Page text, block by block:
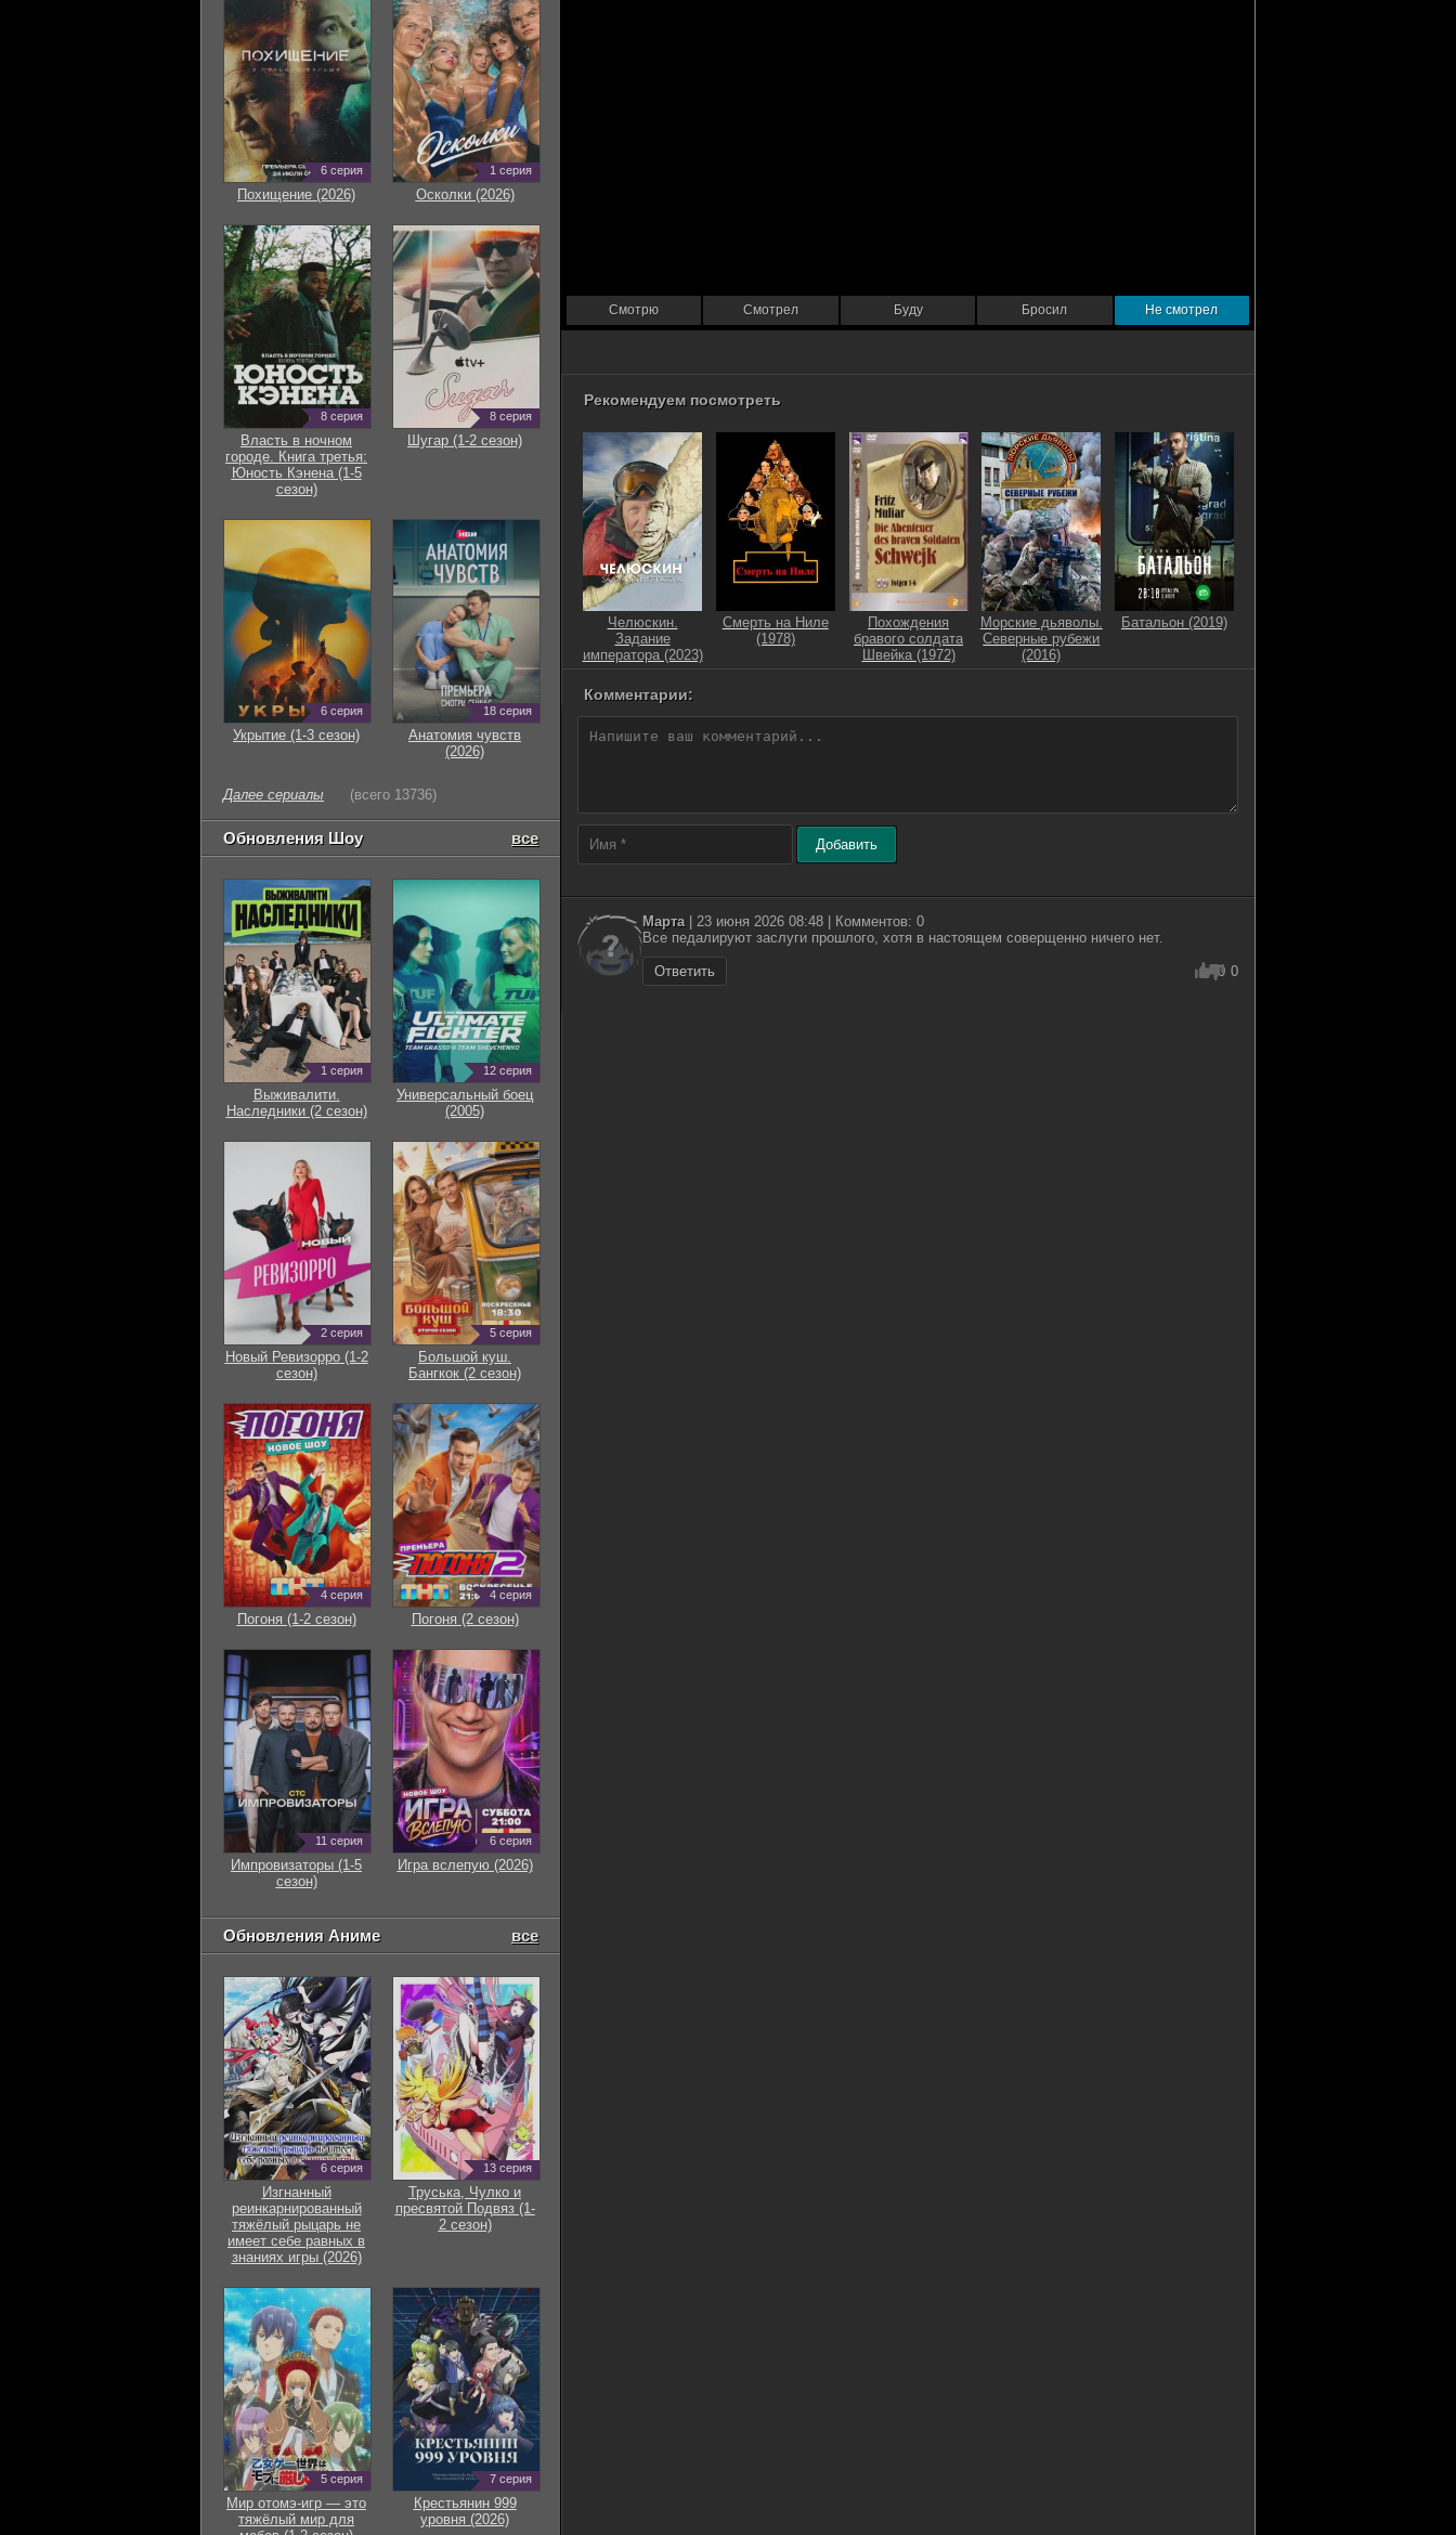
Смотрю Смотрел Буду Бросил Не смотрел
Рекомендуем посмотреть
Челюскин.
Задание
императора (2023)
Смерть на Ниле
(1978)
Похождения
бравого солдата
Швейка (1972)
Морские дьяволы.
Северные рубежи
(2016)
Батальон (2019)
Комментарии:
Добавить
Марта| 23 июня 2026 08:48 | Комментов: 0
Все педалируют заслуги прошлого, хотя в настоящем соверщенно ничего нет.
Ответить 0 0
6 серия
Похищение (2026)
1 серия
Осколки (2026)
8 серия
Власть в ночном
городе. Книга третья:
Юность Кэнена (1-5
сезон)
8 серия
Шугар (1-2 сезон)
6 серия
Укрытие (1-3 сезон)
18 серия
Анатомия чувств
(2026)
Далее сериалы (всего 13736)
Обновления Шоу все
1 серия
Выживалити.
Наследники (2 сезон)
12 серия
Универсальный боец
(2005)
2 серия
Новый Ревизорро (1-2
сезон)
5 серия
Большой куш.
Бангкок (2 сезон)
4 серия
Погоня (1-2 сезон)
4 серия
Погоня (2 сезон)
11 серия
Импровизаторы (1-5
сезон)
6 серия
Игра вслепую (2026)
Обновления Аниме все
6 серия
Изгнанный
реинкарнированный
тяжёлый рыцарь не
имеет себе равных в
знаниях игры (2026)
13 серия
Труська, Чулко и
пресвятой Подвяз (1-
2 сезон)
5 серия
Мир отомэ-игр — это
тяжёлый мир для
7 серия
Крестьянин 999
уровня (2026)